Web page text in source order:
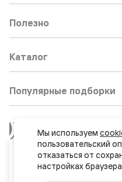
Нур-
Полезно
Каталог
Популярные подборки
Почта
Мы используем
пользовательский
отказаться от